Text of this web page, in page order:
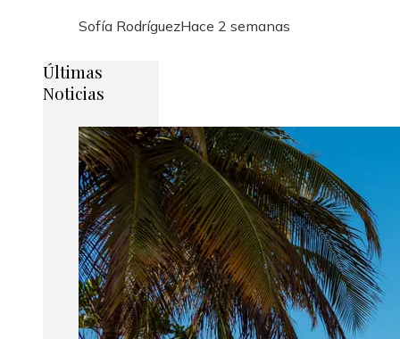
Sofía RodríguezHace 2 semanas
Últimas
Noticias